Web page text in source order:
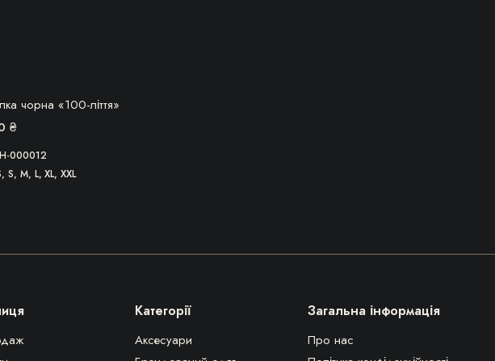
БЕРУ!
чорна «100-ліття»
₴
000012
S, M, L, XL, XXL
Категорії
Аксесуари
Загальна інформація
Про нас